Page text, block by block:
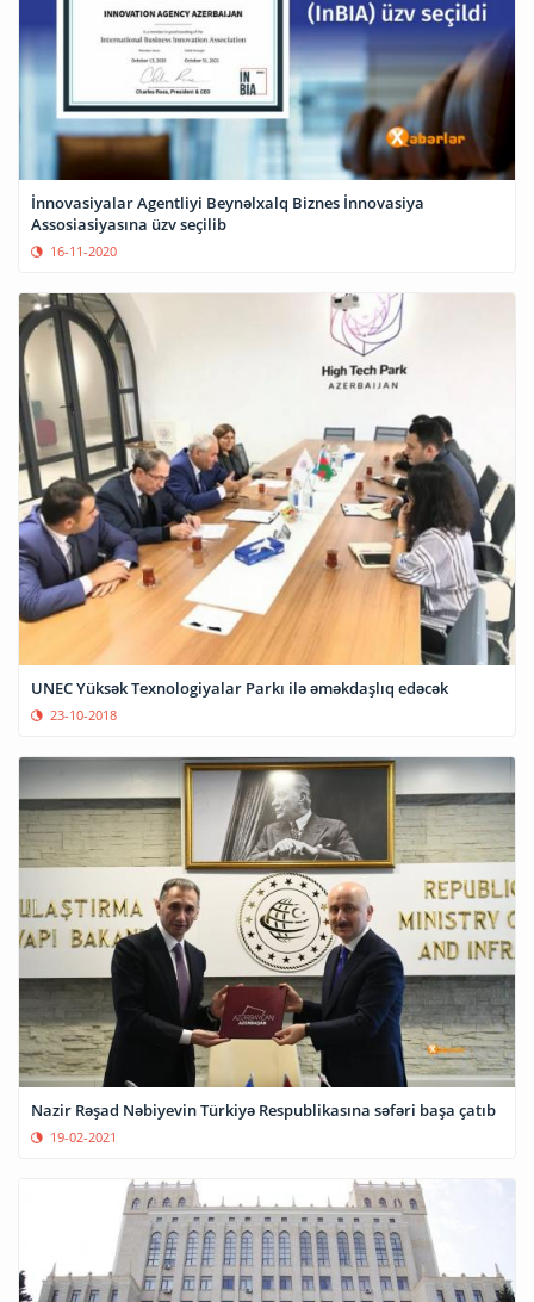
İnnovasiyalar Agentliyi Beynəlxalq Biznes İnnovasiya
Assosiasiyasına üzv seçilib
16-11-2020
UNEC Yüksək Texnologiyalar Parkı ilə əməkdaşlıq edəcək
23-10-2018
Nazir Rəşad Nəbiyevin Türkiyə Respublikasına səfəri başa çatıb
19-02-2021